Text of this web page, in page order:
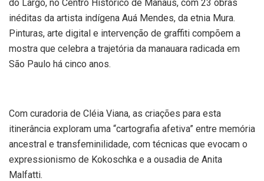
do Largo, no Centro Histórico de Manaus, com 23 obras
inéditas da artista indígena Auá Mendes, da etnia Mura.
Pinturas, arte digital e intervenção de graffiti compõem a
mostra que celebra a trajetória da manauara radicada em
São Paulo há cinco anos.
Com curadoria de Cléia Viana, as criações para esta
itinerância exploram uma “cartografia afetiva” entre memória
ancestral e transfeminilidade, com técnicas que evocam o
expressionismo de Kokoschka e a ousadia de Anita
Malfatti.